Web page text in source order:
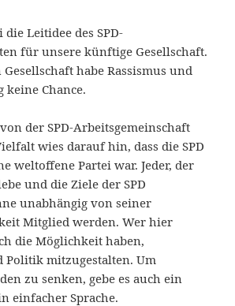
die Leitidee des SPD-
für unsere künftige Gesellschaft.
habe Rassismus und
Chance.
der SPD-Arbeitsgemeinschaft
wies darauf hin, dass die SPD
weltoffene Partei war. Jeder, der
und die Ziele der SPD
unabhängig von seiner
Mitglied werden. Wer hier
die Möglichkeit haben,
Politik mitzugestalten. Um
zu senken, gebe es auch ein
einfacher Sprache.